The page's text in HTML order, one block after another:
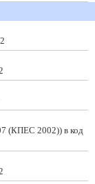
(КПЕС 2002)) в код